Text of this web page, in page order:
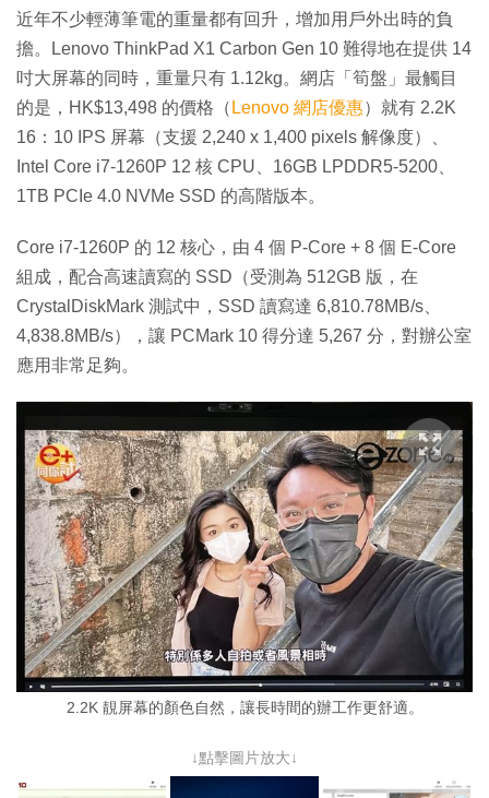
近年不少輕薄筆電的重量都有回升，增加用戶外出時的負
擔。Lenovo ThinkPad X1 Carbon Gen 10 難得地在提供 14
吋大屏幕的同時，重量只有 1.12kg。網店「筍盤」最觸目
的是，HK$13,498 的價格（ Lenovo 網店優惠）就有 2.2K
16：10 IPS 屏幕（支援 2,240 x 1,400 pixels 解像度）、
Intel Core i7-1260P 12 核 CPU、16GB LPDDR5-5200、
1TB PCIe 4.0 NVMe SSD 的高階版本。
Core i7-1260P 的 12 核心，由 4 個 P-Core + 8 個 E-Core
組成，配合高速讀寫的 SSD（受測為 512GB 版，在
CrystalDiskMark 測試中，SSD 讀寫達 6,810.78MB/s、
4,838.8MB/s），讓 PCMark 10 得分達 5,267 分，對辦公室
應用非常足夠。
2.2K 靚屏幕的顏色自然，讓長時間的辦工作更舒適。
↓點擊圖片放大↓